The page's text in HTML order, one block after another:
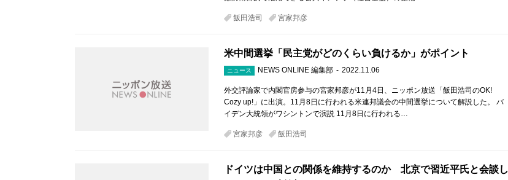
飯田浩司 宮家邦彦
米中間選挙「民主党がどのくらい負けるか」がポイント
ニュース NEWS ONLINE 編集部 2022.11.06
外交評論家で内閣官房参与の宮家邦彦が11月4日、ニッポン放送「飯田浩司のOK!
Cozy up!」に出演。11月8日に行われる米連邦議会の中間選挙について解説した。 バ
イデン大統領がワシントンで演説 11月8日に行われる…
宮家邦彦 飯田浩司
ドイツは中国との関係を維持するのか 北京で習近平氏と会談し